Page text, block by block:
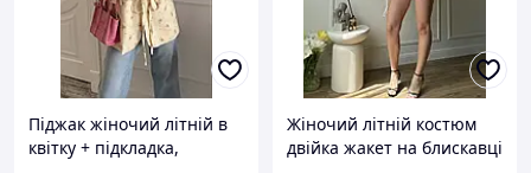
Піджак жіночий літній в
квітку + підкладка,
Жіночий літній костюм
двійка жакет на блискавці